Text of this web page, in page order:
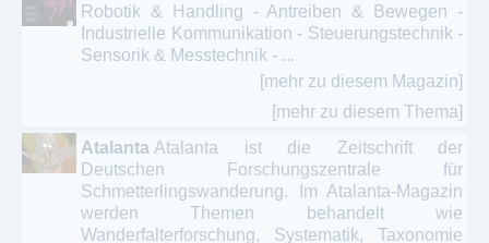
Robotik & Handling - Antreiben & Bewegen -
Industrielle Kommunikation - Steuerungstechnik -
Sensorik & Messtechnik - ...
[mehr zu diesem Magazin]
[mehr zu diesem Thema]
Atalanta Atalanta ist die Zeitschrift der
Deutschen Forschungszentrale für
Schmetterlingswanderung. Im Atalanta-Magazin
werden Themen behandelt wie
Wanderfalterforschung, Systematik, Taxonomie